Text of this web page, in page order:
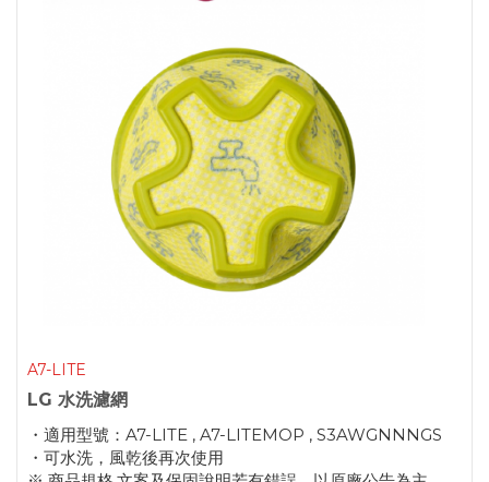
A7-LITE
LG 水洗濾網
・適用型號：A7-LITE , A7-LITEMOP , S3AWGNNNGS
・可水洗，風乾後再次使用